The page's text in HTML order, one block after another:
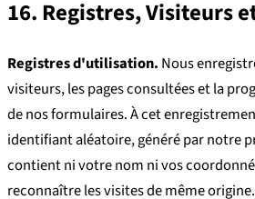
16. Registres, Visiteurs
Registres d'utilisation. Nous
visiteurs, les pages consultées et la
de nos formulaires. À cet
identifiant aléatoire, généré par notre
contient ni votre nom ni vos
reconnaître les visites de même origine.